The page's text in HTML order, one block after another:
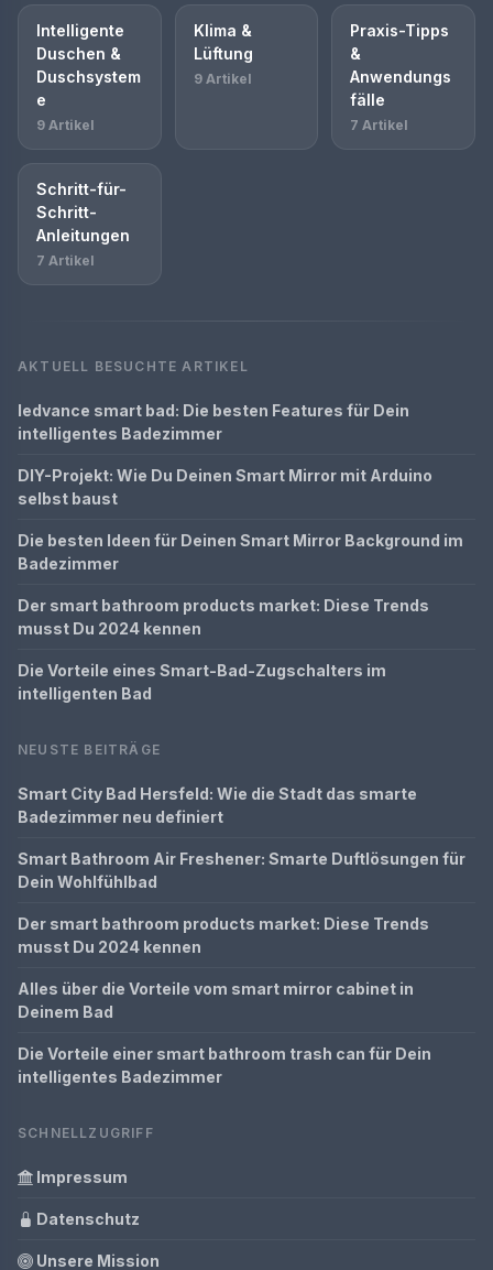
Intelligente
Duschen &
Duschsystem
e
9 Artikel
Klima &
Lüftung
9 Artikel
Praxis-Tipps
&
Anwendungs
fälle
7 Artikel
Schritt-für-
Schritt-
Anleitungen
7 Artikel
AKTUELL BESUCHTE ARTIKEL
ledvance smart bad: Die besten Features für Dein
intelligentes Badezimmer
DIY-Projekt: Wie Du Deinen Smart Mirror mit Arduino
selbst baust
Die besten Ideen für Deinen Smart Mirror Background im
Badezimmer
Der smart bathroom products market: Diese Trends
musst Du 2024 kennen
Die Vorteile eines Smart-Bad-Zugschalters im
intelligenten Bad
NEUSTE BEITRÄGE
Smart City Bad Hersfeld: Wie die Stadt das smarte
Badezimmer neu definiert
Smart Bathroom Air Freshener: Smarte Duftlösungen für
Dein Wohlfühlbad
Der smart bathroom products market: Diese Trends
musst Du 2024 kennen
Alles über die Vorteile vom smart mirror cabinet in
Deinem Bad
Die Vorteile einer smart bathroom trash can für Dein
intelligentes Badezimmer
SCHNELLZUGRIFF
Impressum
Datenschutz
Unsere Mission